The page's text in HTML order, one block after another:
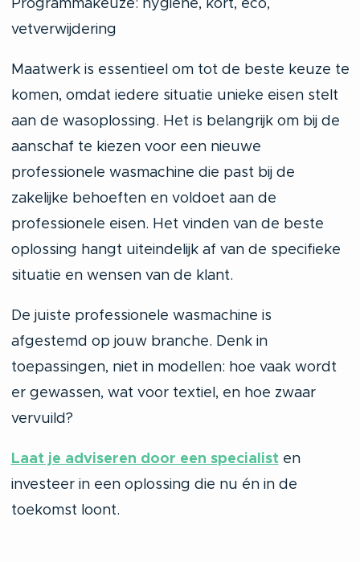
Programmakeuze: hygiëne, kort, eco,
vetverwijdering
Maatwerk is essentieel om tot de beste keuze te
komen, omdat iedere situatie unieke eisen stelt
aan de wasoplossing. Het is belangrijk om bij de
aanschaf te kiezen voor een nieuwe
professionele wasmachine die past bij de
zakelijke behoeften en voldoet aan de
professionele eisen. Het vinden van de beste
oplossing hangt uiteindelijk af van de specifieke
situatie en wensen van de klant.
De juiste professionele wasmachine is
afgestemd op jouw branche. Denk in
toepassingen, niet in modellen: hoe vaak wordt
er gewassen, wat voor textiel, en hoe zwaar
vervuild?
Laat je adviseren door een specialist en
investeer in een oplossing die nu én in de
toekomst loont.